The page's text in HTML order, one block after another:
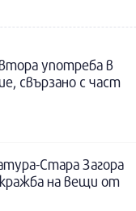
употреба в
свързано с част
Стара Загора
на вещи от